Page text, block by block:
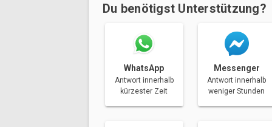
Du benötigst Unterstützung?
WhatsApp
Antwort innerhalb
kürzester Zeit
Messenger
Antwort innerhalb
weniger Stunden